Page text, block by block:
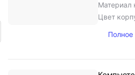
Материал
Цвет
Полное